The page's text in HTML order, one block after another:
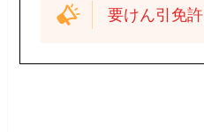
要けん引免許